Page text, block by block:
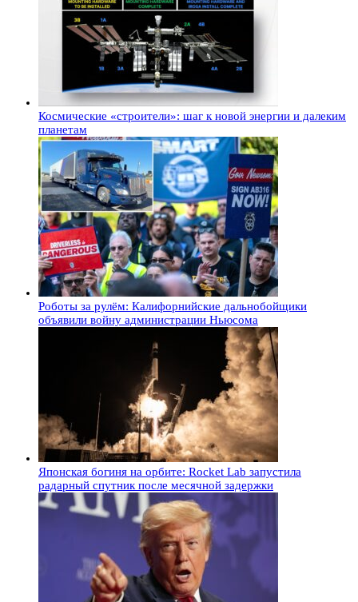
Космические «строители»: шаг к новой энергии и далеким
планетам
Роботы за рулём: Калифорнийские дальнобойщики
объявили войну администрации Ньюсома
Японская богиня на орбите: Rocket Lab запустила
радарный спутник после месячной задержки